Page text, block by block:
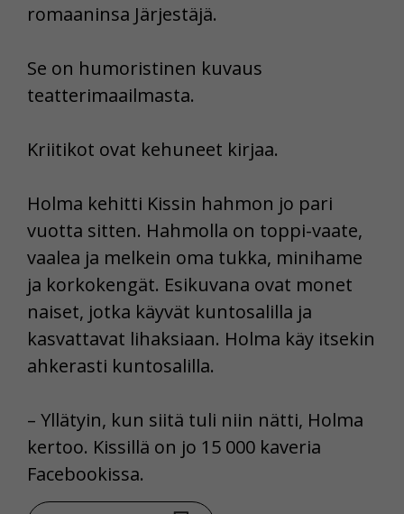
romaaninsa Järjestäjä.
Se on humoristinen kuvaus
teatterimaailmasta.
Kriitikot ovat kehuneet kirjaa.
Holma kehitti Kissin hahmon jo pari
vuotta sitten. Hahmolla on toppi-vaate,
vaalea ja melkein oma tukka, minihame
ja korkokengät. Esikuvana ovat monet
naiset, jotka käyvät kuntosalilla ja
kasvattavat lihaksiaan. Holma käy itsekin
ahkerasti kuntosalilla.
– Yllätyin, kun siitä tuli niin nätti, Holma
kertoo. Kissillä on jo 15 000 kaveria
Facebookissa.